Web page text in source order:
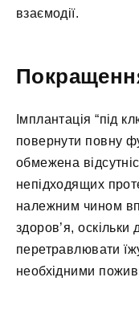
взаємодії.
Імплантація “під
повернути повну
обмежена
непідходящих
належним чином
здоров’я,
перетравлювати
необхідними